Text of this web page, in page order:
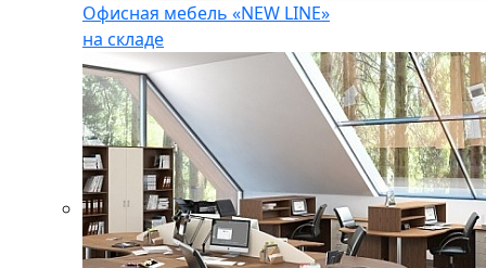
Офисная мебель «NEW LINE»
на складе